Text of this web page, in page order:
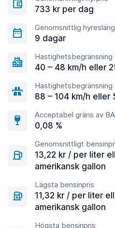
733 kr per dag
Genomsnittlig
9 dagar
Hastighetsbegränsning
40 – 48 km/h eller
88 – 104 km/h eller
Acceptabel gräns av
0,08 %
Genomsnittligt
13,22 kr / per liter
amerikansk gallon
Lägsta bensinpris
11,32 kr / per liter
amerikansk gallon
Högsta bensinpris